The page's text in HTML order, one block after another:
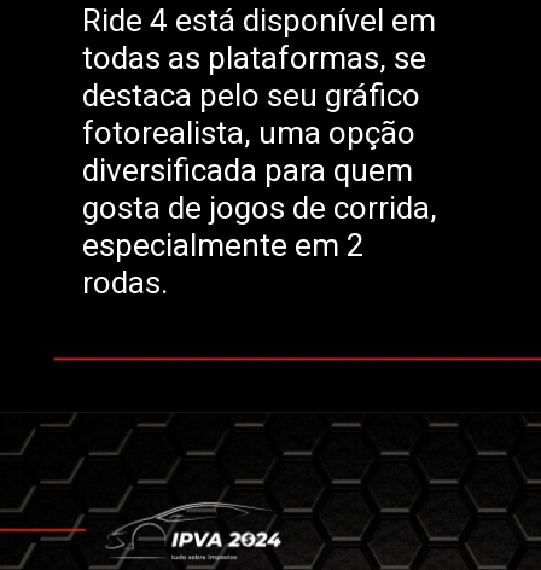
Ride 4 está disponível em
todas as plataformas, se
destaca pelo seu gráfico
fotorealista, uma opção
diversificada para quem
gosta de jogos de corrida,
especialmente em 2
rodas.